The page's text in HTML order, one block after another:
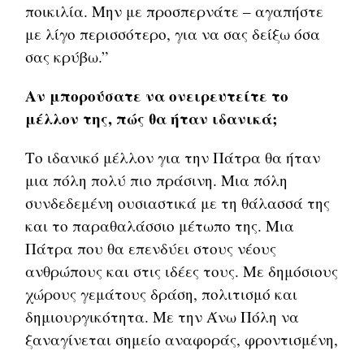
ποικιλία. Μην με προσπερνάτε – αγαπήστε
με λίγο περισσότερο, για να σας δείξω όσα
σας κρύβω.”
Αν μπορούσατε να ονειρευτείτε το
μέλλον της, πώς θα ήταν ιδανικά;
Το ιδανικό μέλλον για την Πάτρα θα ήταν
μια πόλη πολύ πιο πράσινη. Μια πόλη
συνδεδεμένη ουσιαστικά με τη θάλασσά της
και το παραθαλάσσιο μέτωπο της. Μια
Πάτρα που θα επενδύει στους νέους
ανθρώπους και στις ιδέες τους. Με δημόσιους
χώρους γεμάτους δράση, πολιτισμό και
δημιουργικότητα. Με την Άνω Πόλη να
ξαναγίνεται σημείο αναφοράς, φροντισμένη,